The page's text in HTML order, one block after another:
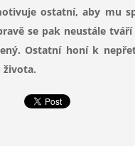
ostatní, aby mu
se pak neustále
Ostatní honí k